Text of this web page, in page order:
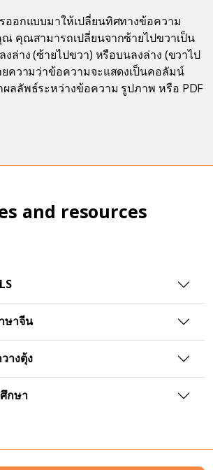
ออกแบบมาให้เปลี่ยนทิศทางข้อความ
คุณสามารถเปลี่ยนจากซ้ายไปขวาเป็น
ล่าง (ซ้ายไปขวา) หรือบนลงล่าง (ขวาไป
ความว่าข้อความจะแสดงเป็นคอลัมน์
ลลัพธ์ระหว่างข้อความ รูปภาพ หรือ PDF
and resources
ษาจีน
างตุ้ง
กษา